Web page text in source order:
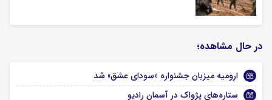
در حال مشاهده؛
ارومیه میزبان جشنواره «سودای عشق» شد
ستاره‌های پژواک در آسمان رادیو